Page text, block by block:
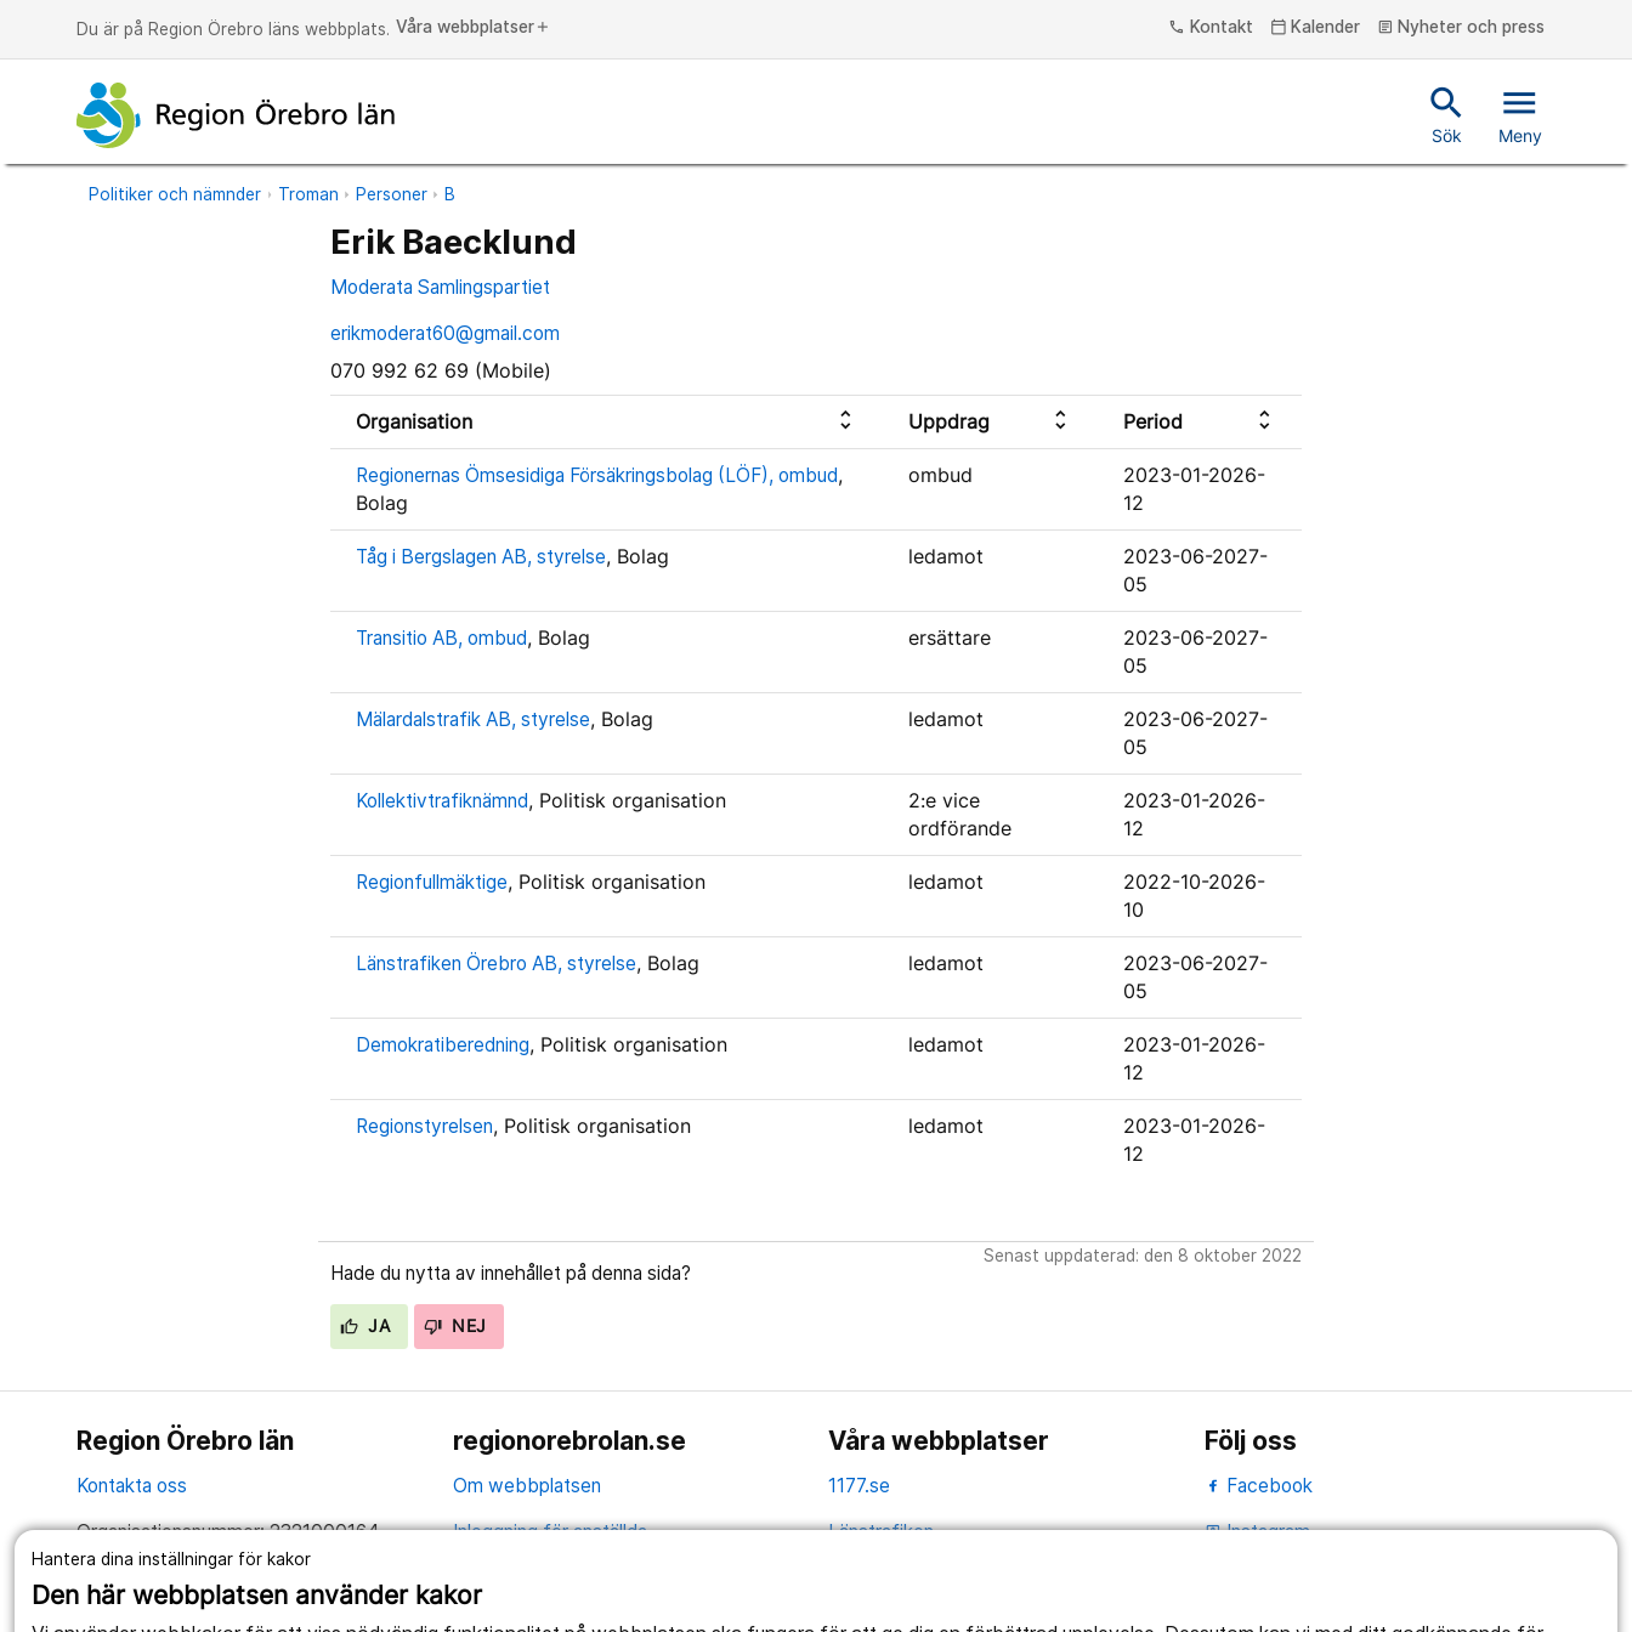
Hantera dina inställningar för kakor
Den här webbplatsen använder kakor
Du är på Region Örebro läns webbplats. Våra webbplatser add phone Kontakt calendar_today Kalender article Nyheter och press
search
Sök
menu
Meny
Politiker och nämnder Troman Personer B
Erik Baecklund
Moderata Samlingspartiet
erikmoderat60@gmail.com
070 992 62 69 (Mobile)
Organisation unfold_more Uppdrag unfold_more Period unfold_more
Regionernas Ömsesidiga Försäkringsbolag (LÖF), ombud,
Bolag
ombud
2023-01-2026-
12
Tåg i Bergslagen AB, styrelse, Bolag ledamot
2023-06-2027-
05
Transitio AB, ombud, Bolag ersättare
2023-06-2027-
05
Mälardalstrafik AB, styrelse, Bolag ledamot
2023-06-2027-
05
Kollektivtrafiknämnd, Politisk organisation
2:e vice
ordförande
2023-01-2026-
12
Regionfullmäktige, Politisk organisation ledamot
2022-10-2026-
10
Länstrafiken Örebro AB, styrelse, Bolag ledamot
2023-06-2027-
05
Demokratiberedning, Politisk organisation ledamot
2023-01-2026-
12
Regionstyrelsen, Politisk organisation ledamot
2023-01-2026-
12
Hade du nytta av innehållet på denna sida?
JA NEJ
Senast uppdaterad: den 8 oktober 2022
Region Örebro län
Kontakta oss
Organisationsnummer: 2321000164
regionorebrolan.se
Om webbplatsen
Inloggning för anställda
Anslagstavla
Våra webbplatser
1177.se
Länstrafiken
Utveckling
Följ oss
Facebook
portraitInstagram